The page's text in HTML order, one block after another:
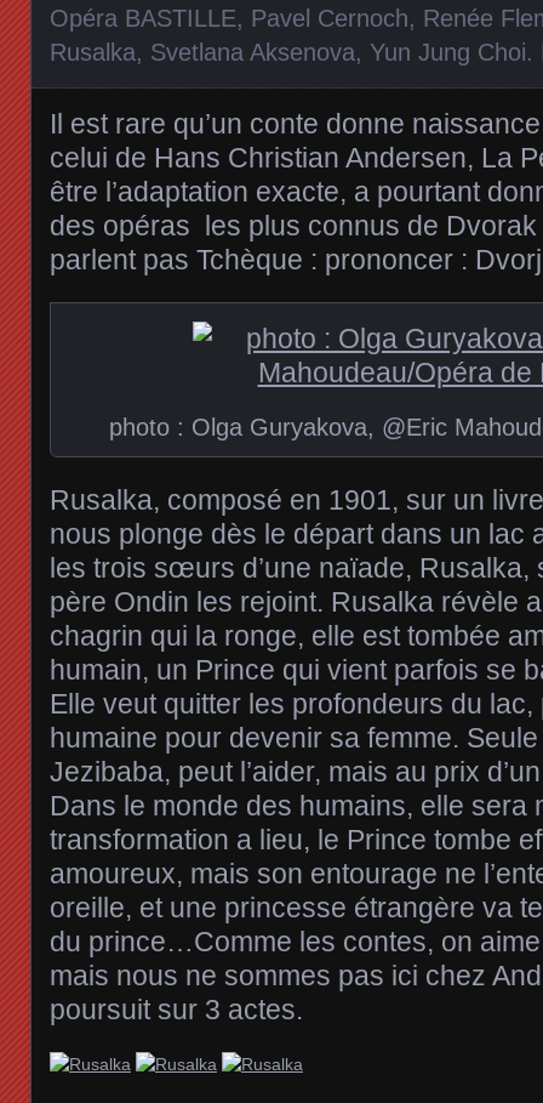
Opéra BASTILLE, Pavel Cernoch, Renée
Rusalka, Svetlana Aksenova, Yun Jung Choi.
Il est rare qu’un conte donne
celui de Hans Christian Andersen, La
être l’adaptation exacte, a pourtant
des opéras les plus connus de
parlent pas Tchèque : prononcer :
photo : Olga Guryakova, @Eric
Rusalka, composé en 1901, sur un
nous plonge dès le départ dans un lac
les trois sœurs d’une naïade, Rusalka,
père Ondin les rejoint. Rusalka révèle
chagrin qui la ronge, elle est tombée
humain, un Prince qui vient parfois se
Elle veut quitter les profondeurs du
humaine pour devenir sa femme.
Jezibaba, peut l’aider, mais au prix
Dans le monde des humains, elle sera
transformation a lieu, le Prince tombe
amoureux, mais son entourage ne
oreille, et une princesse étrangère va
du prince…Comme les contes, on
mais nous ne sommes pas ici chez
poursuit sur 3 actes.